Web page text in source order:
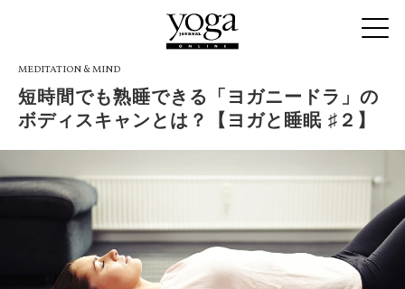
MEDITATION & MIND
短時間でも熟睡できる「ヨガニードラ」の
ボディスキャンとは？【ヨガと睡眠 ♯２】